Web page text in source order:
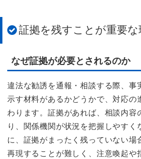
証拠を残すことが重要な
なぜ証拠が必要とされるのか
違法な勧誘を通報・相談する際、事
示す材料があるかどうかで、対応の
わります。証拠があれば、相談内容
り、関係機関が状況を把握しやすく
に、証拠がまったく残っていない場
再現することが難しく、注意喚起や